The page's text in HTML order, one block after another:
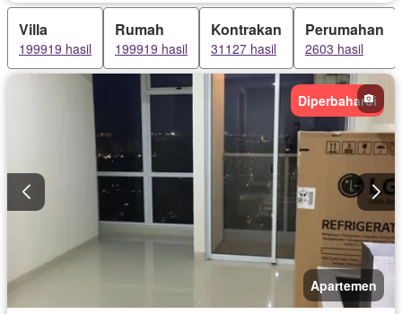
Garasi
Tanpa perabotan
Villa
199919 hasil
Rumah
199919 hasil
Kontrakan
31127 hasil
Perumahan
2603 hasil
Diperbaharui
Apartemen